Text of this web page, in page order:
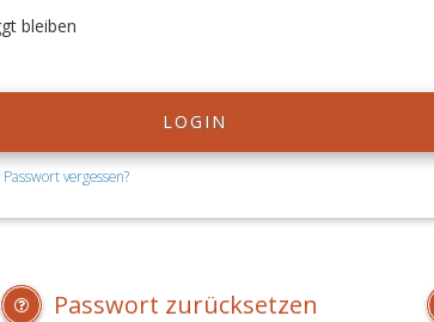
bleiben
LOGIN
Passwort vergessen?
Passwort zurücksetzen